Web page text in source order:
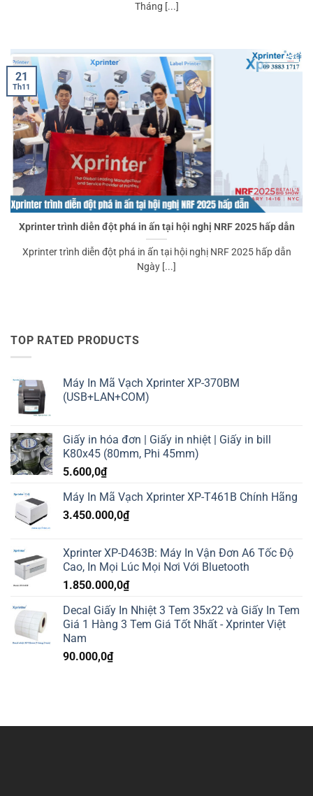
Tháng [...]
Xprinter trình diễn đột phá in ấn tại hội nghị NRF 2025 hấp dẫn
Xprinter trình diễn đột phá in ấn tại hội nghị NRF 2025 hấp dẫn
Ngày [...]
21
Th11
TOP RATED PRODUCTS
Máy In Mã Vạch Xprinter XP-370BM
(USB+LAN+COM)
Giấy in hóa đơn | Giấy in nhiệt | Giấy in bill
K80x45 (80mm, Phi 45mm)
5.600,0₫
Máy In Mã Vạch Xprinter XP-T461B Chính Hãng
3.450.000,0₫
Xprinter XP-D463B: Máy In Vận Đơn A6 Tốc Độ
Cao, In Mọi Lúc Mọi Nơi Với Bluetooth
1.850.000,0₫
Decal Giấy In Nhiệt 3 Tem 35x22 và Giấy In Tem
Giá 1 Hàng 3 Tem Giá Tốt Nhất - Xprinter Việt
Nam
90.000,0₫